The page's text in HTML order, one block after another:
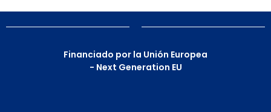
Financiado por la Unión Europea
- Next Generation EU